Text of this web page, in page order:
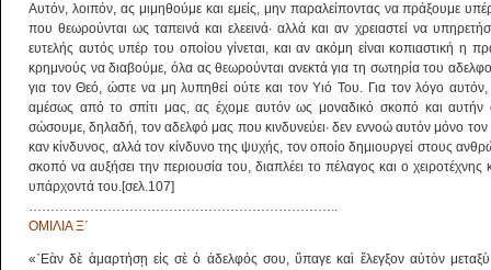
Αυτόν, λοιπόν, ας μιμηθούμε και εμείς, μην παραλείποντας να πράξουμε
που θεωρούνται ως ταπεινά και ελεεινά· αλλά και αν χρειαστεί να
ευτελής αυτός υπέρ του οποίου γίνεται, και αν ακόμη είναι κοπιαστική η
κρημνούς να διαβούμε, όλα ας θεωρούνται ανεκτά για τη σωτηρία του
για τον Θεό, ώστε να μη λυπηθεί ούτε και τον Υιό Του. Για τον λόγο
αμέσως από το σπίτι μας, ας έχομε αυτόν ως μοναδικό σκοπό και
σώσουμε, δηλαδή, τον αδελφό μας που κινδυνεύει· δεν εννοώ αυτόν μόνο τον
καν κίνδυνος, αλλά τον κίνδυνο της ψυχής, τον οποίο δημιουργεί στους
σκοπό να αυξήσει την περιουσία του, διαπλέει το πέλαγος και ο
υπάρχοντά του.[σελ.107]
……………………………………………………………..
ΟΜΙΛΙΑ Ξ΄
«᾿Εὰν δὲ ἁμαρτήσῃ εἰς σὲ ὁ ἀδελφός σου, ὕπαγε καὶ ἔλεγξον αὐτὸν